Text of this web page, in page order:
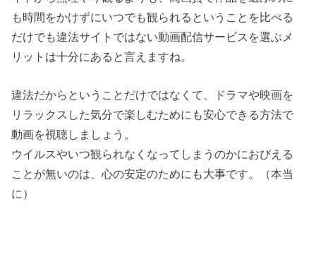
も時間をかけずにいつでも観られるということを比べる
だけでも違法サイトではない動画配信サービスを選ぶメ
リットは十分にあると言えますね。
違法だからということだけではなくて、ドラマや映画を
リラックスした気分で楽しむためにも安心できる方法で
動画を視聴しましょう。
ウイルスやいつ観られなくなってしまうのかにおびえる
ことが無いのは、心の安定のためにも大事です。（本当
に）